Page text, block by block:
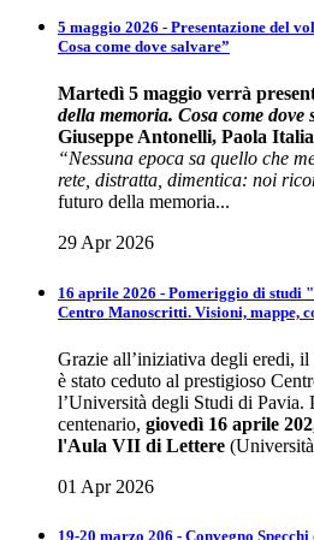
5 maggio 2026 - Presentazione del
Cosa come dove salvare”
Martedì 5 maggio verrà
della memoria. Cosa come dove
Giuseppe Antonelli, Paola
“Nessuna epoca sa quello che
rete, distratta, dimentica: noi
futuro della memoria...
29 Apr 2026
16 aprile 2026 - Pomeriggio di studi
Centro Manoscritti. Visioni, mappe,
Grazie all’iniziativa degli eredi, il
è stato ceduto al prestigioso
l’Università degli Studi di Pavia.
centenario, giovedì 16 aprile
l'Aula VII di Lettere
01 Apr 2026
19-20 marzo 206 - Convegno